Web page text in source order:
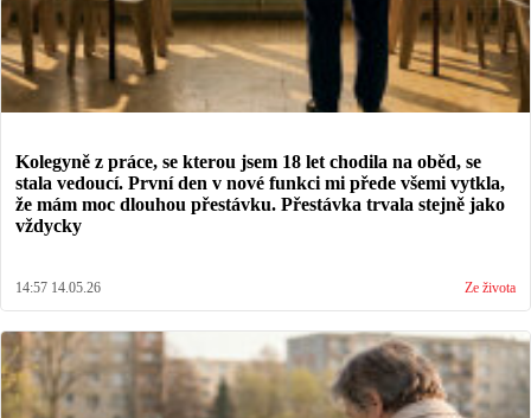
Kolegyně z práce, se kterou jsem 18 let chodila na oběd, se
stala vedoucí. První den v nové funkci mi přede všemi vytkla,
že mám moc dlouhou přestávku. Přestávka trvala stejně jako
vždycky
14:57 14.05.26 Ze života